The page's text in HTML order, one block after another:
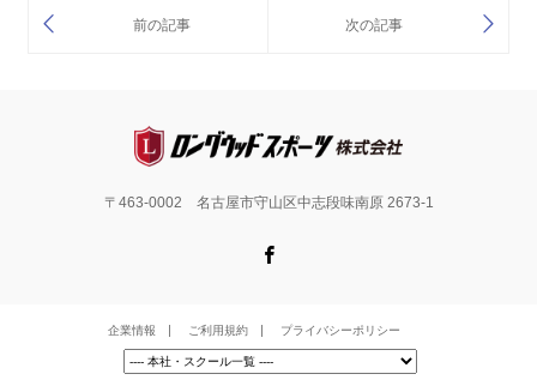
〒463-0002 名古屋市守山区中志段味南原 2673-1
企業情報 ご利用規約 プライバシーポリシー